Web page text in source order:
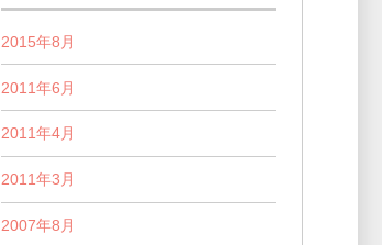
2015年8月
2011年6月
2011年4月
2011年3月
2007年8月